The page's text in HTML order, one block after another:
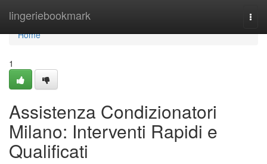
lingeriebookmark
Home
Home
1
Assistenza Condizionatori
Milano: Interventi Rapidi e
Qualificati